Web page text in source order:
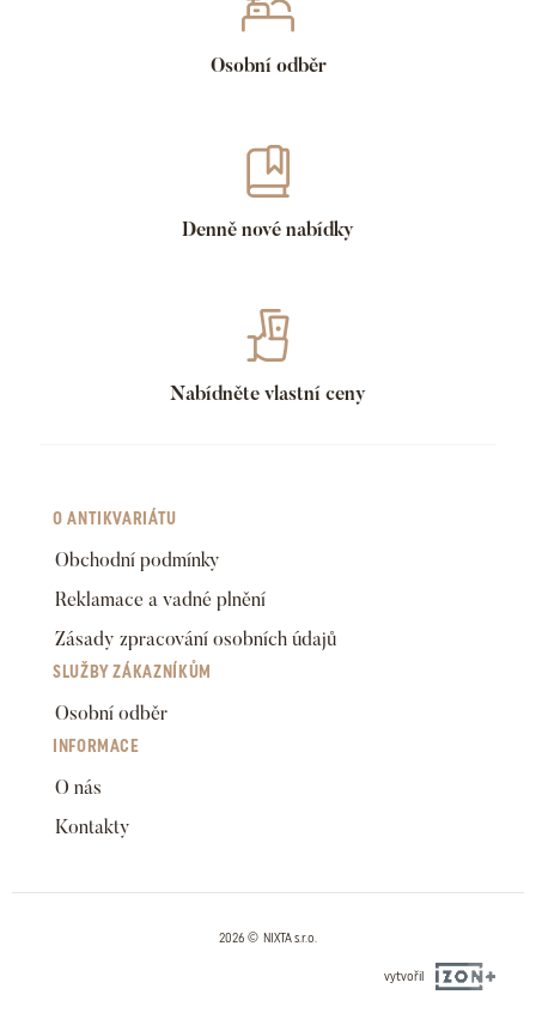
Osobní odběr
Denně nové nabídky
Nabídněte vlastní ceny
O ANTIKVARIÁTU
Obchodní podmínky
Reklamace a vadné plnění
Zásady zpracování osobních údajů
SLUŽBY ZÁKAZNÍKŮM
Osobní odběr
INFORMACE
O nás
Kontakty
2026 © NIXTA s.r.o.
vytvořil